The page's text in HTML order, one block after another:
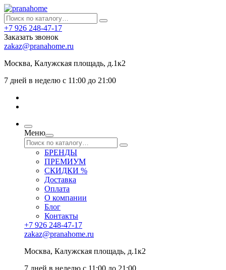
+7 926 248-47-17
Заказать звонок
zakaz@pranahome.ru
Москва, Калужская площадь, д.1к2
7 дней в неделю с 11:00 до 21:00
Меню
БРЕНДЫ
ПРЕМИУМ
СКИДКИ %
Доставка
Оплата
О компании
Блог
Контакты
+7 926 248-47-17
zakaz@pranahome.ru
Москва, Калужская площадь, д.1к2
7 дней в неделю с 11:00 до 21:00